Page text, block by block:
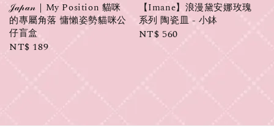
𝒥𝒶𝓅𝒶𝓃｜My Position 貓咪
的專屬角落 慵懶姿勢貓咪公
仔盲盒
Regular
NT$ 189
【Imane】浪漫黛安娜玫瑰
系列 陶瓷皿 - 小鉢
Regular
NT$ 560